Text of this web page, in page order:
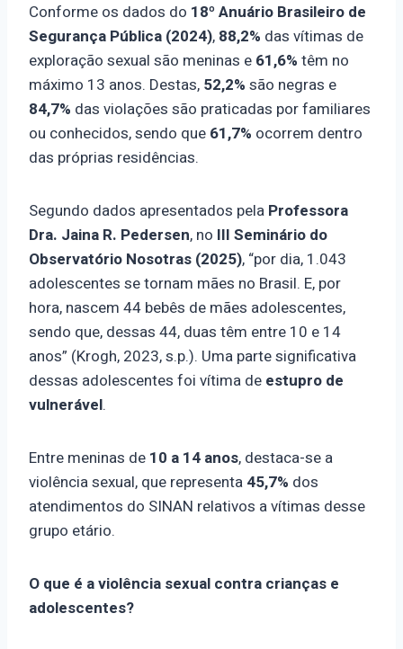
Conforme os dados do 18º Anuário Brasileiro de
Segurança Pública (2024), 88,2% das vítimas de
exploração sexual são meninas e 61,6% têm no
máximo 13 anos. Destas, 52,2% são negras e
84,7% das violações são praticadas por familiares
ou conhecidos, sendo que 61,7% ocorrem dentro
das próprias residências.
Segundo dados apresentados pela Professora
Dra. Jaina R. Pedersen, no III Seminário do
Observatório Nosotras (2025), “por dia, 1.043
adolescentes se tornam mães no Brasil. E, por
hora, nascem 44 bebês de mães adolescentes,
sendo que, dessas 44, duas têm entre 10 e 14
anos” (Krogh, 2023, s.p.). Uma parte significativa
dessas adolescentes foi vítima de estupro de
vulnerável.
Entre meninas de 10 a 14 anos, destaca-se a
violência sexual, que representa 45,7% dos
atendimentos do SINAN relativos a vítimas desse
grupo etário.
O que é a violência sexual contra crianças e
adolescentes?